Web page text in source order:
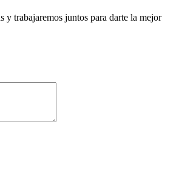
y trabajaremos juntos para darte la mejor